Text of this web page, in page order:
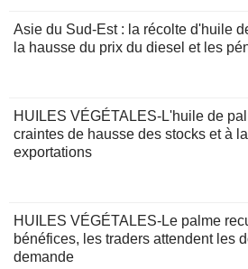
Asie du Sud-Est : la récolte d'huile
la hausse du prix du diesel et les
HUILES VÉGÉTALES-L'huile de
craintes de hausse des stocks et à
exportations
HUILES VÉGÉTALES-Le palme
bénéfices, les traders attendent les
demande